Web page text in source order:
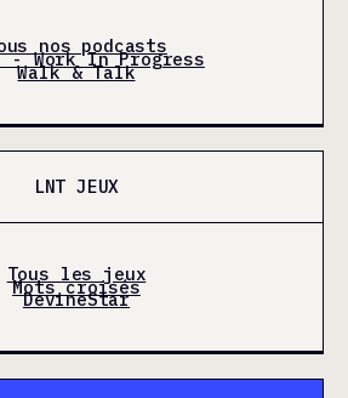
nos podcasts
- Work In Progress
Walk & Talk
LNT JEUX
Tous les jeux
Mots croisés
DevineStar